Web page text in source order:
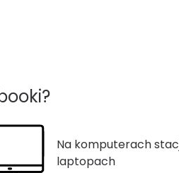
Na komputerach
laptopach